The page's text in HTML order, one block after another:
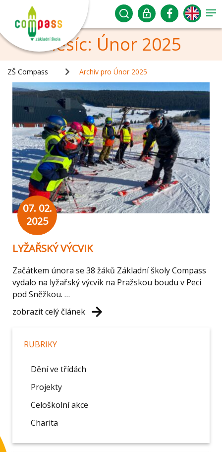
Měsíc: Únor 2025
ZŠ Compass Archiv pro Únor 2025
07. 02.
2025
LYŽAŘSKÝ VÝCVIK
Začátkem února se 38 žáků Základní školy Compass
vydalo na lyžařský výcvik na Pražskou boudu v Peci
pod Sněžkou. …
zobrazit celý článek
RUBRIKY
Dění ve třídách
Projekty
Celoškolní akce
Charita